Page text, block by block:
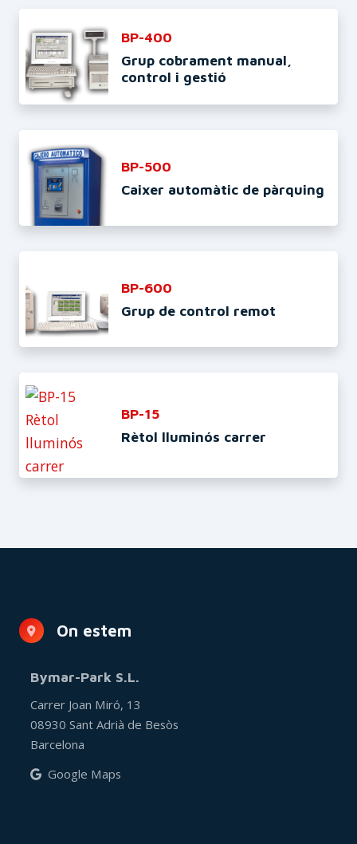
BP-400
Grup cobrament manual,
control i gestió
BP-500
Caixer automàtic de pàrquing
BP-600
Grup de control remot
BP-15
Rètol lluminós carrer
On estem
Bymar-Park S.L.
Carrer Joan Miró, 13
08930 Sant Adrià de Besòs
Barcelona
Google Maps